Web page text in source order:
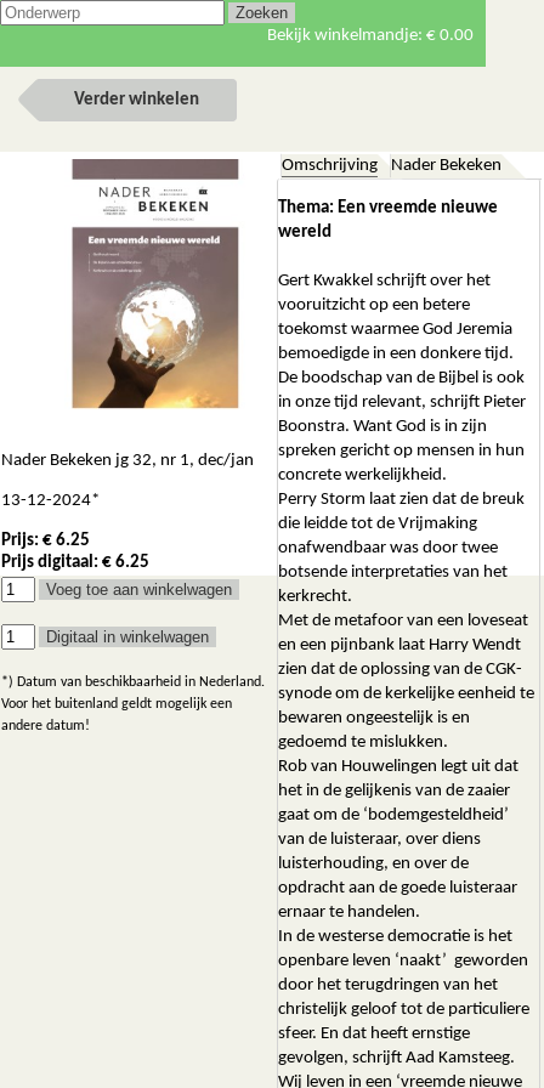
Bekijk winkelmandje: € 0.00
Verder winkelen
Omschrijving
Thema: Een vreemde nieuwe
wereld
Gert Kwakkel schrijft over het
vooruitzicht op een betere
toekomst waarmee God Jeremia
bemoedigde in een donkere tijd.
De boodschap van de Bijbel is ook
in onze tijd relevant, schrijft Pieter
Boonstra. Want God is in zijn
spreken gericht op mensen in hun
concrete werkelijkheid.
Perry Storm laat zien dat de breuk
die leidde tot de Vrijmaking
onafwendbaar was door twee
botsende interpretaties van het
kerkrecht.
Met de metafoor van een loveseat
en een pijnbank laat Harry Wendt
zien dat de oplossing van de CGK-
synode om de kerkelijke eenheid te
bewaren ongeestelijk is en
gedoemd te mislukken.
Rob van Houwelingen legt uit dat
het in de gelijkenis van de zaaier
gaat om de ‘bodemgesteldheid’
van de luisteraar, over diens
luisterhouding, en over de
opdracht aan de goede luisteraar
ernaar te handelen.
In de westerse democratie is het
openbare leven ‘naakt’ geworden
door het terugdringen van het
christelijk geloof tot de particuliere
sfeer. En dat heeft ernstige
gevolgen, schrijft Aad Kamsteeg.
Wij leven in een ‘vreemde nieuwe
Nader Bekeken
Nader Bekeken jg 32, nr 1, dec/jan
13-12-2024*
Prijs: € 6.25
Prijs digitaal: € 6.25
*) Datum van beschikbaarheid in Nederland.
Voor het buitenland geldt mogelijk een
andere datum!